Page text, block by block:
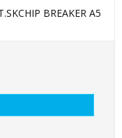
BREAKER A5